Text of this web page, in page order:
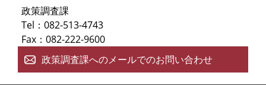
政策調査課
Tel：082-513-4743
Fax：082-222-9600
政策調査課へのメールでのお問い合わせ